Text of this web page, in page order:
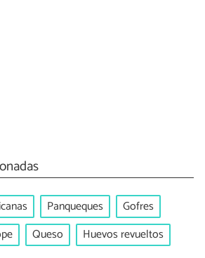
Panqueques
Gofres
Queso Huevos revueltos